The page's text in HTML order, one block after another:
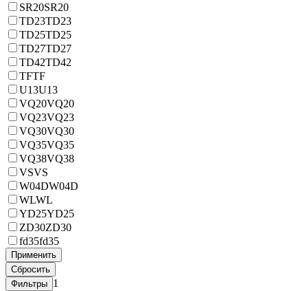
SR20SR20
TD23TD23
TD25TD25
TD27TD27
TD42TD42
TFTF
U13U13
VQ20VQ20
VQ23VQ23
VQ30VQ30
VQ35VQ35
VQ38VQ38
VSVS
W04DW04D
WLWL
YD25YD25
ZD30ZD30
fd35fd35
1